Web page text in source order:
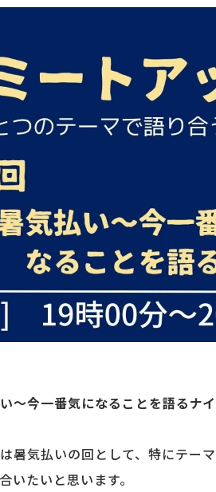
今一番気になることを語るナ
気払いの回として、特にテー
たいと思います。